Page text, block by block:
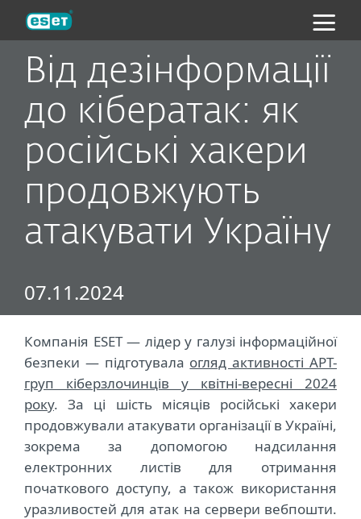
Від дезінформації
до кібератак: як
російські хакери
продовжують
атакувати Україну
07.11.2024
Компанія ESET — лідер у галузі інформаційної
безпеки — підготувала огляд активності APT-
груп кіберзлочинців у квітні-вересні 2024
року. За ці шість місяців російські хакери
продовжували атакувати організації в Україні,
зокрема за допомогою надсилання
електронних листів для отримання
початкового доступу, а також використання
уразливостей для атак на сервери вебпошти.
ESET